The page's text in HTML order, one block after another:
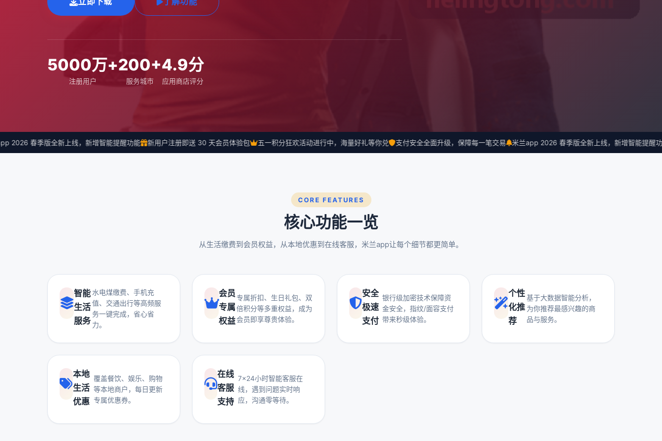
5000万+
注册用户
200+
服务城市
4.9分
应用商店评分
春季版全新上线，新增智能提醒功能 新用户注册即送 30 天会员体验包 五一积分狂欢活动进行中，海量好礼等你兑 支付安全全面升级，保障每一笔交易 米兰app 2026 春季版全新上线，新增智能提醒功能
CORE FEATURES
核心功能一览
从生活缴费到会员权益，从本地优惠到在线客服，米兰app让每个细节都更简单。
智能
生活
服务
水电煤缴费、手机充
值、交通出行等高频服
务一键完成，省心省
力。
会员
专属
权益
专属折扣、生日礼包、双
倍积分等多重权益，成为
会员即享尊贵体验。
安全
极速
支付
银行级加密技术保障资
金安全，指纹/面容支付
带来秒级体验。
个性
化推
荐
基于大数据智能分析，
为你推荐最感兴趣的商
品与服务。
本地
生活
优惠
覆盖餐饮、娱乐、购物
等本地商户，每日更新
专属优惠券。
在线
客服
支持
7×24小时智能客服在
线，遇到问题实时响
应，沟通零等待。